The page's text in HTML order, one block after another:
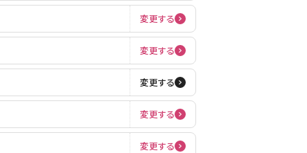
変更する
変更する
変更する
変更する
変更する